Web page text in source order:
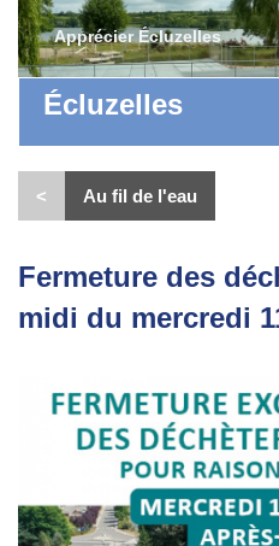
Apprécier Écluzelles
Écluzelles
< Au fil de l'eau
Fermeture des
midi du mercredi